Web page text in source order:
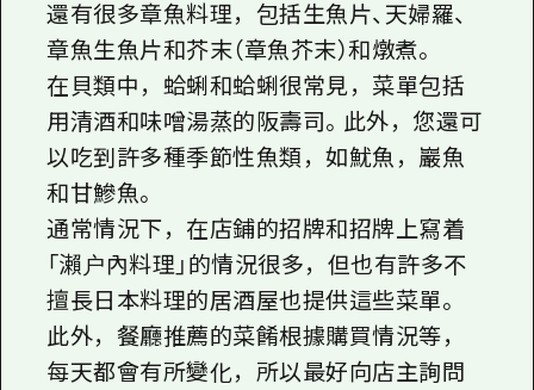
災難發生期間的交通資訊
廣島縣觀光宣傳冊
還有很多章魚料理，包括生魚片、天婦羅、
章魚生魚片和芥末（章魚芥末）和燉煮。
在貝類中，蛤蜊和蛤蜊很常見，菜單包括
用清酒和味噌湯蒸的阪壽司。此外，您還可
以吃到許多種季節性魚類，如魷魚，巖魚
和甘鰺魚。
通常情況下，在店鋪的招牌和招牌上寫着
「瀨户內料理」的情況很多，但也有許多不
擅長日本料理的居酒屋也提供這些菜單。
此外，餐廳推薦的菜餚根據購買情況等，
每天都會有所變化，所以最好向店主詢問